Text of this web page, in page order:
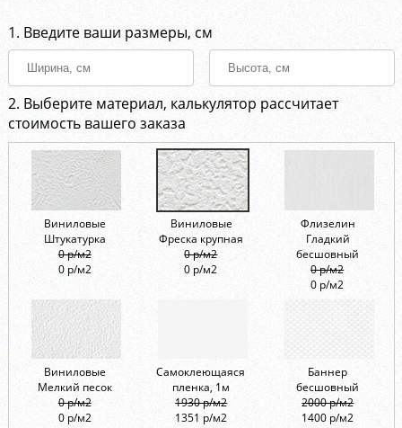
1. Введите ваши размеры, см
2. Выберите материал, калькулятор рассчитает
стоимость вашего заказа
Виниловые
Штукатурка
0 р/м2
0 р/м2
Виниловые
Фреска крупная
0 р/м2
0 р/м2
Флизелин
Гладкий
бесшовный
0 р/м2
0 р/м2
Виниловые
Мелкий песок
0 р/м2
0 р/м2
Самоклеющаяся
пленка, 1м
1930 р/м2
1351 р/м2
Баннер
бесшовный
2000 р/м2
1400 р/м2